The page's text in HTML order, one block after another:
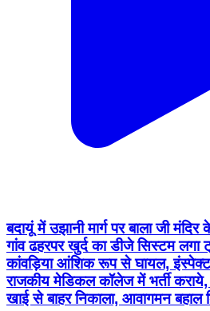
बदायूं में उझानी मार्ग पर बाला जी
गांव ढहरपर खुर्द का डीजे सिस्टम लगा
कांवड़िया आंशिक रूप से घायल,
राजकीय मेडिकल कॉलेज में भर्ती
खाई से बाहर निकाला, आवागमन बहाल